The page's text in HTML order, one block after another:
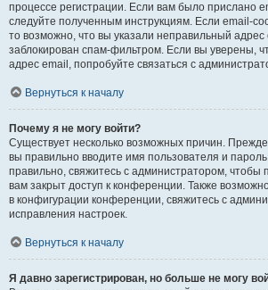
процессе регистрации. Если вам было прислано
следуйте полученным инструкциям. Если email-
то возможно, что вы указали неправильный
заблокирован спам-фильтром. Если вы уверены,
адрес email, попробуйте связаться с
Вернуться к началу
Почему я не могу войти?
Существует несколько возможных причин. Прежде
вы правильно вводите имя пользователя и
правильно, свяжитесь с администратором, чтобы
вам закрыт доступ к конференции. Также
в конфигурации конференции, свяжитесь с
исправления настроек.
Вернуться к началу
Я давно зарегистрирован, но больше не могу